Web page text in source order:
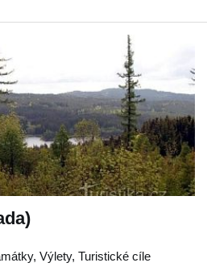
Výlety, Turistické cíle